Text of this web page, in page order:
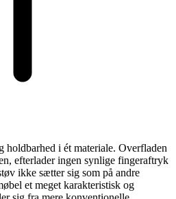
holdbarhed i ét materiale. Overfladen
efterlader ingen synlige fingeraftryk
ikke sætter sig som på andre
et meget karakteristisk og